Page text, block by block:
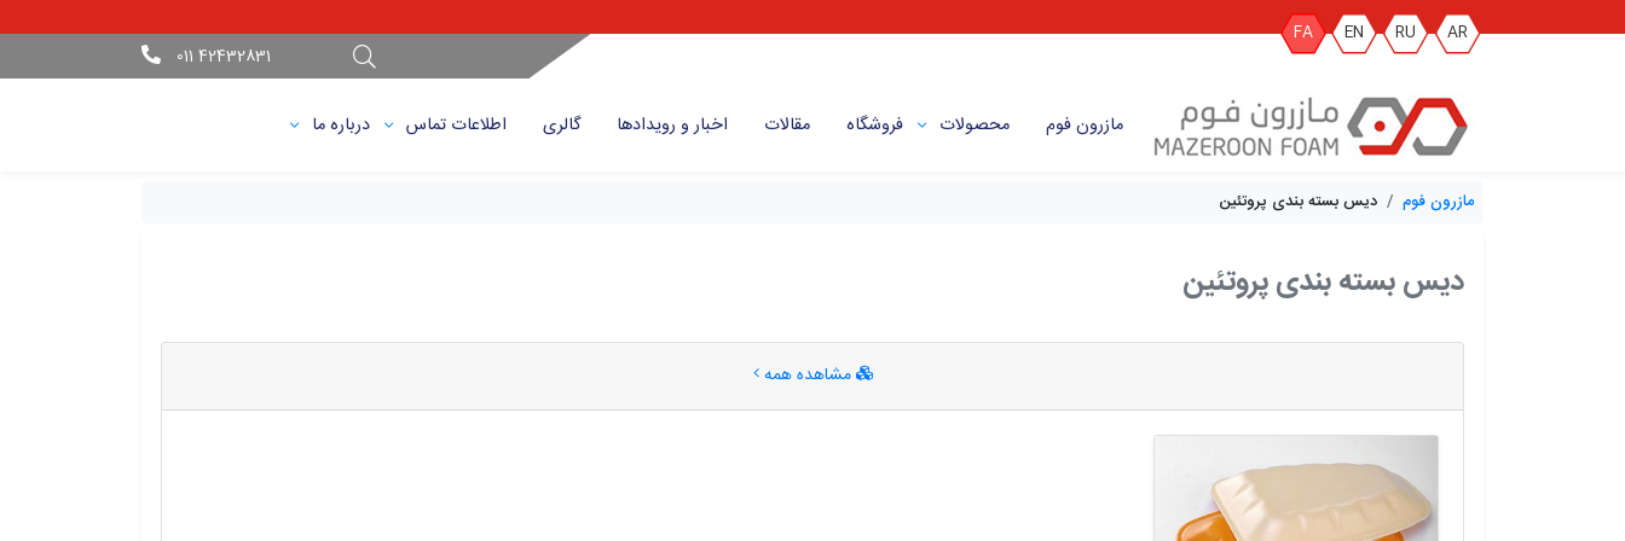
FA EN RU
AR
42432831 011
مازرون فوم محصولات فروشگاه مقالات اخبار و رویداد‌ها گالری اطلاعات تماس درباره ما
مازرون فوم دیس بسته بندی پروتئین
دیس بسته بندی پروتئین
مشاهده همه